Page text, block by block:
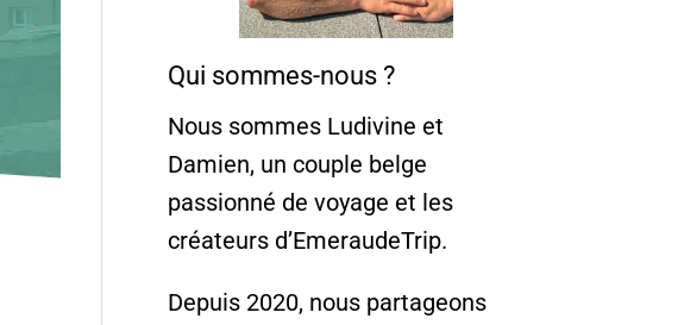
Qui sommes-nous ?
Nous sommes Ludivine et
Damien, un couple belge
passionné de voyage et les
créateurs d’EmeraudeTrip.
Depuis 2020, nous partageons